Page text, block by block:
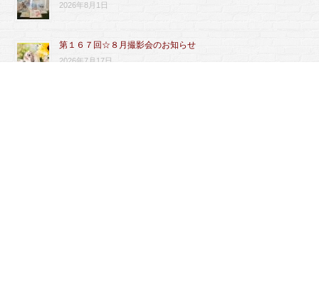
2026年8月1日
第１６７回☆８月撮影会のお知らせ
2026年7月17日